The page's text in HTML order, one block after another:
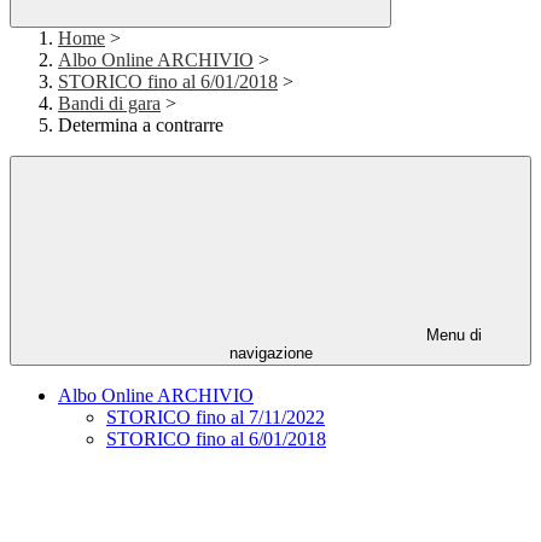
Home >
Albo Online ARCHIVIO >
STORICO fino al 6/01/2018 >
Bandi di gara >
Determina a contrarre
Menu di
navigazione
Albo Online ARCHIVIO
STORICO fino al 7/11/2022
STORICO fino al 6/01/2018